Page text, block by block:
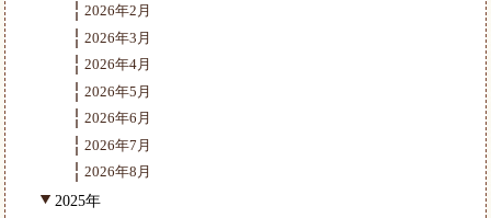
2026年2月
2026年3月
2026年4月
2026年5月
2026年6月
2026年7月
2026年8月
2025年